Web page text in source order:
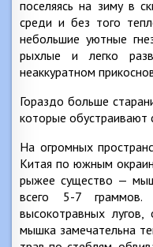
поселяясь на зиму в
среди и без того
небольшие уютные
рыхлые и легко
неаккуратном
Гораздо больше
которые
На огромных
Китая по южным
рыжее существо —
всего 5-7
высокотравных
мышка замечательна